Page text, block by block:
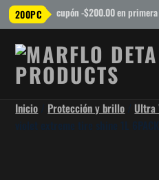
200PC cupón -$200.00 en
Inicio Protección y brillo /Ultra